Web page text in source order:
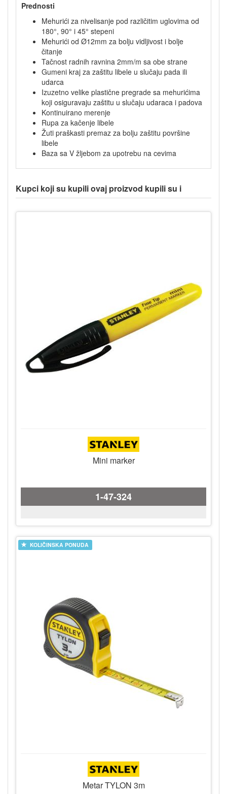
Prednosti
Mehurići za nivelisanje pod različitim uglovima od
180°, 90° i 45° stepeni
Mehurići od Ø12mm za bolju vidljivost i bolje
čitanje
Tačnost radnih ravnina 2mm/m sa obe strane
Gumeni kraj za zaštitu libele u slučaju pada ili
udarca
Izuzetno velike plastične pregrade sa mehurićima
koji osiguravaju zaštitu u slučaju udaraca i padova
Kontinuirano merenje
Rupa za kačenje libele
Žuti praškasti premaz za bolju zaštitu površine
libele
Baza sa V žljebom za upotrebu na cevima
Kupci koji su kupili ovaj proizvod kupili su i
Mini marker
1-47-324
KOLIČINSKA PONUDA
Metar TYLON 3m